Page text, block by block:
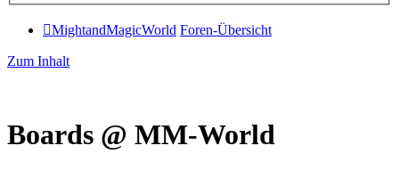
MightandMagicWorld Foren-Übersicht
Zum Inhalt
Boards @ MM-World